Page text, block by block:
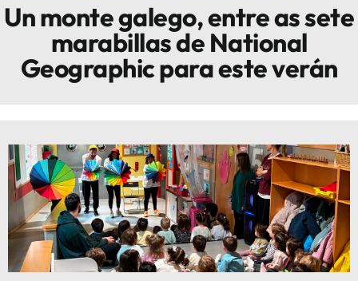
Innova
Un monte galego, entre as sete
marabillas de National
Geographic para este verán